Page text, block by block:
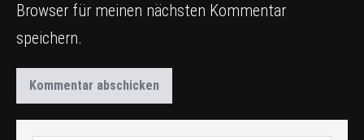
Browser für meinen nächsten Kommentar
speichern.